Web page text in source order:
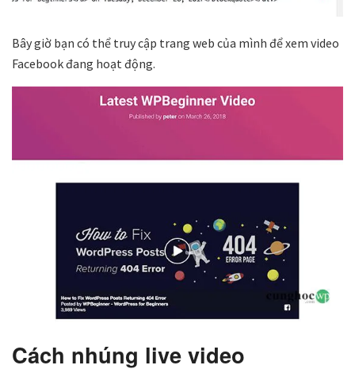
Bây giờ bạn có thể truy cập trang web của mình để xem video
Facebook đang hoạt động.
Cách nhúng live video